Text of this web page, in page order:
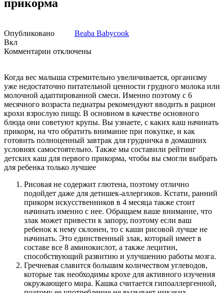
прикорма
Опубликовано
Beaba Babycook
Вкл
Комментарии к
кашу
выбрать
для
первого
прикорма
отключены
Когда вес малыша стремительно увеличивается, организму
уже недостаточно питательной ценности грудного молока или
молочной адаптированной смеси. Именно поэтому с 6
месячного возраста педиатры рекомендуют вводить в рацион
крохи взрослую пищу. В основном в качестве основного
блюда они советуют крупы. Вы узнаете, с каких каш начинать
прикорм, на что обратить внимание при покупке, и как
готовить полноценный завтрак для грудничка в домашних
условиях самостоятельно. Также мы составили рейтинг
детских каш для первого прикорма, чтобы вы смогли выбрать
для ребенка только лучшее
Рисовая не содержит глютена, поэтому отлично
подойдет даже для детишек-аллергиков. Кстати, ранний
прикорм искусственников в 4 месяца также стоит
начинать именно с нее. Обращаем ваше внимание, что
злак может привести к запору, поэтому если ваш
ребенок к нему склонен, то с каши рисовой лучше не
начинать. Это единственный злак, который имеет в
составе все 8 аминокислот, а также лецитин,
способствующий развитию и улучшению работы мозга.
Гречневая славится большим количеством углеводов,
которые так необходимы крохе для активного изучения
окружающего мира. Кашка считается гипоаллергенной,